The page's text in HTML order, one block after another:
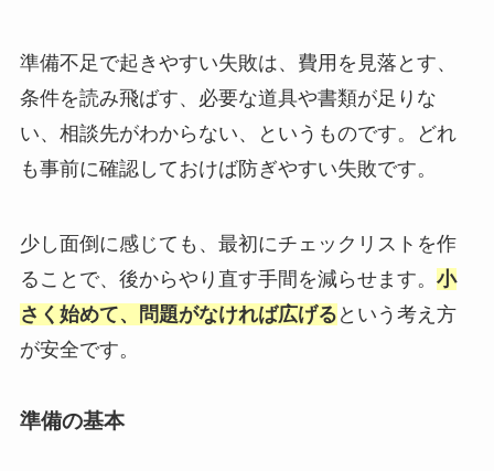
準備不足で起きやすい失敗は、費用を見落とす、
条件を読み飛ばす、必要な道具や書類が足りな
い、相談先がわからない、というものです。どれ
も事前に確認しておけば防ぎやすい失敗です。
少し面倒に感じても、最初にチェックリストを作
ることで、後からやり直す手間を減らせます。 小
さく始めて、問題がなければ広げる という考え方
が安全です。
準備の基本